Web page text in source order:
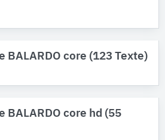
BALARDO core (123 Texte)
BALARDO core hd (55